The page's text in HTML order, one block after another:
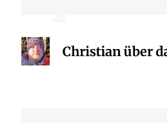
Christian über